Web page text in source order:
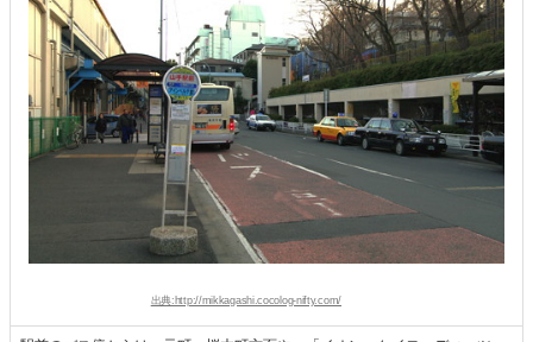
出典:http://mikkagashi.cocolog-nifty.com/